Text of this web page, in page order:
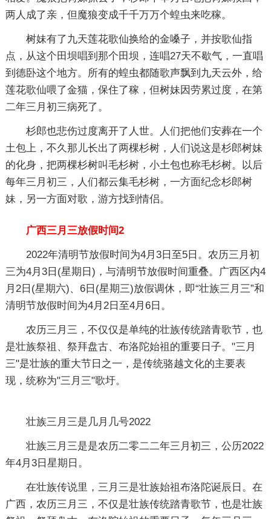
两人成了亲，但魔狼变成千千万万个蝗虫来吃稼。
树妹有了九天莲花歌仙换给的金嗓子，并按歌仙指
点，从这个田坝唱到那个田坝，连唱27天不歇气，一直唱
到德卧这个地方。所有的蝗虫都随歌声飘到九天云外，给
莲花歌仙喂了金猫，保住了稼，但树妹因劳累过度，在第
二年三月初三病死了。
杉郎也悲伤过度离开了人世。人们把他们安葬在一个
土包上，不久那儿长出了两棵杉树，人们说这是杉郎树妹
的化身，把两棵杉树叫毛杉树，小土包也称毛杉树。以后
每年三月初三，人们都云集毛杉树，一方面纪念杉郎树
妹，另一方面对歌，游方找到情侣。
广西三月三放假时间2
2022年清明节放假时间为4月3日至5日。农历三月初
三为4月3日(星期日)，与清明节放假时间重叠。广西区内4
月2日(星期六)、6日(星期三)放假调休，即“壮族三月三”和
清明节放假时间为4月2日至4月6日。
农历三月三，不仅仅是单纯的壮族传统踏青歌节，也
是壮族祭祖、祭拜盘古、布洛陀始祖的重要日子。"三月
三"是壮族的重大节日之一，是传统骆越文化的主要表
现，统称为"三月三"歌圩。
壮族三月三是几月几号2022
壮族三月三是是农历二零二二年三月初三，公历2022
年4月3日星期日。
在壮族传说里，三月三是壮族始祖布洛陀诞辰日。在
广西，农历三月三，不仅是壮族传统踏青歌节，也是壮族